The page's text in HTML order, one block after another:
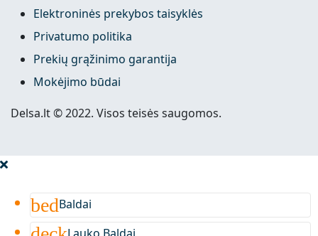
Elektroninės prekybos taisyklės
Privatumo politika
Prekių grąžinimo garantija
Mokėjimo būdai
Delsa.lt © 2022. Visos teisės saugomos.
bedBaldai